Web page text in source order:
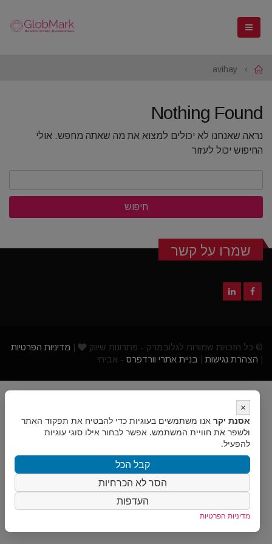
Home
avihay
Nothing Found
נראה שאנחנו לא יכולים למצוא את מה שאתה מחפש. אולי
החיפוש יכול לעזור
שמרו על קשר
© כל הזכויות שמורות לגלובמרק - פתרונות שיווק
מדיניות הפרטיות
הצהרת נגישות בניית אתרי וורדפרס - אביחי
×
אסנת יקר אנו משתמשים בעוגיות כדי להבטיח את תפקוד האתר
ולשפר את חוויית המשתמש. אפשר לבחור אילו סוגי עוגיות
להפעיל.
קבל הכל
הסר לא הכרחיות
העדפות
מדיניות הפרטיות